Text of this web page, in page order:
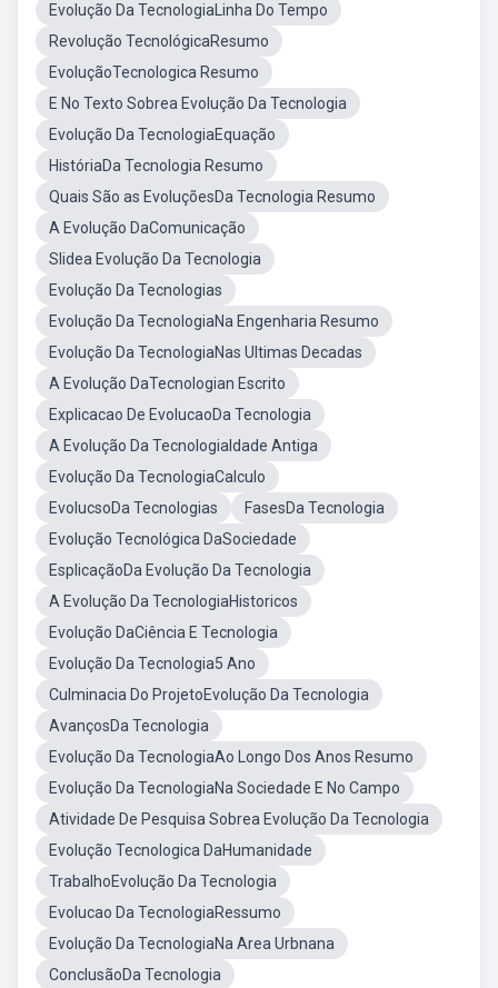
Evolução Da TecnologiaLinha Do Tempo
Revolução TecnológicaResumo
EvoluçãoTecnologica Resumo
E No Texto Sobrea Evolução Da Tecnologia
Evolução Da TecnologiaEquação
HistóriaDa Tecnologia Resumo
Quais São as EvoluçõesDa Tecnologia Resumo
A Evolução DaComunicação
Slidea Evolução Da Tecnologia
Evolução Da Tecnologias
Evolução Da TecnologiaNa Engenharia Resumo
Evolução Da TecnologiaNas Ultimas Decadas
A Evolução DaTecnologian Escrito
Explicacao De EvolucaoDa Tecnologia
A Evolução Da TecnologiaIdade Antiga
Evolução Da TecnologiaCalculo
EvolucsoDa Tecnologias
FasesDa Tecnologia
Evolução Tecnológica DaSociedade
EsplicaçãoDa Evolução Da Tecnologia
A Evolução Da TecnologiaHistoricos
Evolução DaCiência E Tecnologia
Evolução Da Tecnologia5 Ano
Culminacia Do ProjetoEvolução Da Tecnologia
AvançosDa Tecnologia
Evolução Da TecnologiaAo Longo Dos Anos Resumo
Evolução Da TecnologiaNa Sociedade E No Campo
Atividade De Pesquisa Sobrea Evolução Da Tecnologia
Evolução Tecnologica DaHumanidade
TrabalhoEvolução Da Tecnologia
Evolucao Da TecnologiaRessumo
Evolução Da TecnologiaNa Area Urbnana
ConclusãoDa Tecnologia